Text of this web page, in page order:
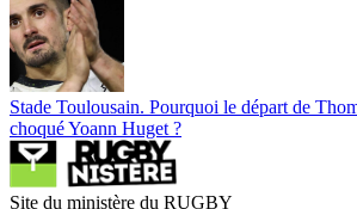
Stade Toulousain. Pourquoi le départ de
choqué Yoann Huget ?
Site du ministère du RUGBY